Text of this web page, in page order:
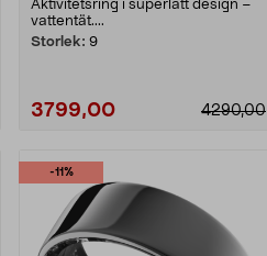
Aktivitetsring i superlätt design –
vattentät....
Storlek: 9
3799,00 4290,00
-11%